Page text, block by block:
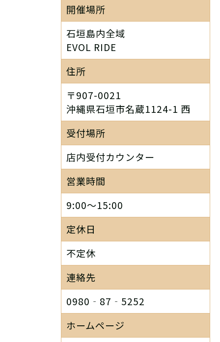
開催場所
石垣島内全域
EVOL RIDE
住所
〒907-0021
沖縄県石垣市名蔵1124-1 西
受付場所
店内受付カウンター
営業時間
9:00～15:00
定休日
不定休
連絡先
0980‐87‐5252
ホームページ